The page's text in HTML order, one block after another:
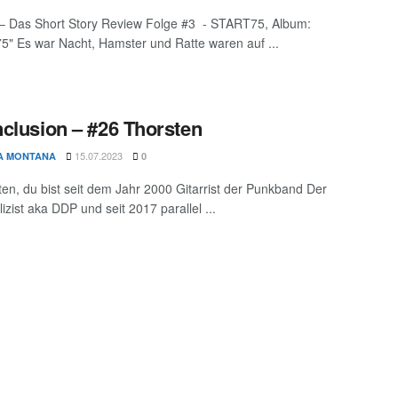
Das Short Story Review Folge #3 - START75, Album:
Es war Nacht, Hamster und Ratte waren auf ...
– #26 Thorsten
MONTANA 15.07.2023 0
du bist seit dem Jahr 2000 Gitarrist der Punkband Der
aka DDP und seit 2017 parallel ...